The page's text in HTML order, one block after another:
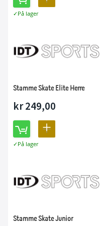
På lager
Stamme Skate Elite Herre
kr 249,00
LEGG
På lager
Stamme Skate Junior